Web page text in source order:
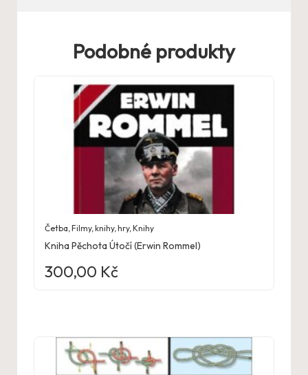
Podobné produkty
Četba ,Filmy, knihy, hry,Knihy
Kniha Pěchota Útočí (Erwin Rommel)
300,00 Kč